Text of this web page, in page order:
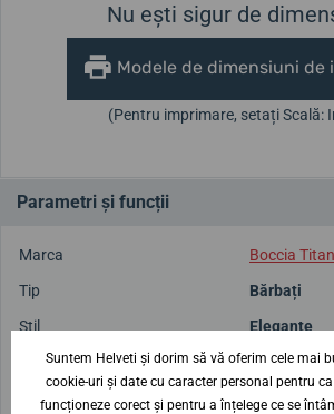
Nu ești sigur de
Modele de dimensiuni de
(Pentru imprimare, setați Scală:
Parametri și funcții
Marca
Boccia
Tip
Bărbați
Stil
Elegante
Origine
German
Garanție
Suntem Helveti și dorim să vă oferim cele mai
cookie-uri și date cu caracter personal pentru
funcționeze corect și pentru a înțelege ce se